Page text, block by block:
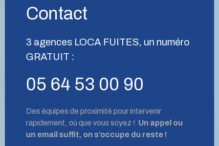
Contact
3 agences LOCA FUITES, un numéro
GRATUIT :
05 64 53 00 90
Des équipes de proximité pour intervenir
rapidement, où que vous soyez ! Un appel ou
un email suffit, on s’occupe du reste !